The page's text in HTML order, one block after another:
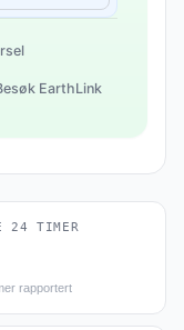
EarthLink
24 TIMER
rapportert